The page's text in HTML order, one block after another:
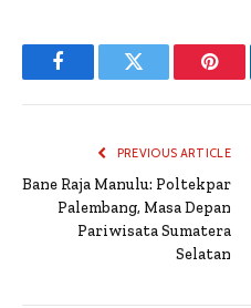
FacebookTwitter
PREVIOUS ARTICLE
Bane Raja Manulu: Poltekpar
Palembang, Masa Depan
Pariwisata Sumatera
Selatan